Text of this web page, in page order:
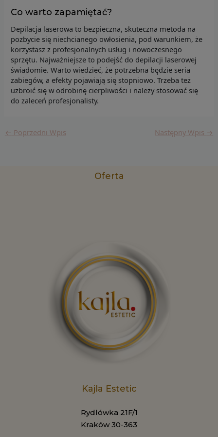
Co warto zapamiętać?
Depilacja laserowa to bezpieczna, skuteczna metoda na
pozbycie się niechcianego owłosienia, pod warunkiem, że
korzystasz z profesjonalnych usług i nowoczesnego
sprzętu. Najważniejsze to podejść do depilacji laserowej
świadomie. Warto wiedzieć, że potrzebna będzie seria
zabiegów, a efekty pojawiają się stopniowo. Trzeba też
uzbroić się w odrobinę cierpliwości i należy stosować się
do zaleceń profesjonalisty.
← Poprzedni Wpis Następny Wpis →
Oferta
Kajla Estetic
Rydlówka 21F/1
Kraków 30-363